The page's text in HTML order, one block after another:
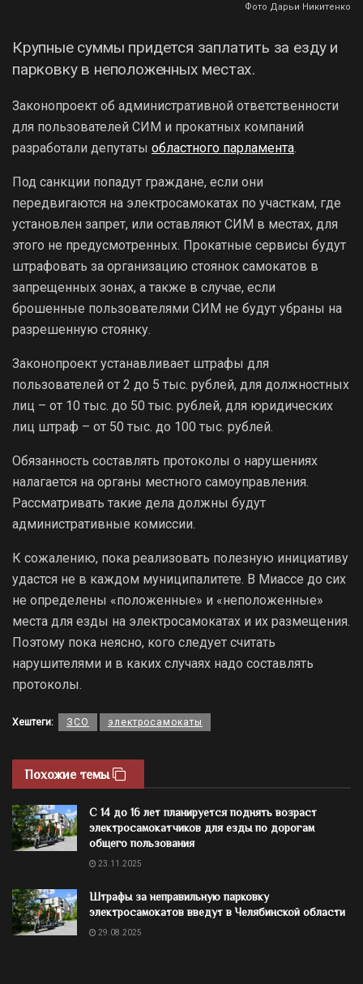
Фото Дарьи Никитенко
Крупные суммы придется заплатить за езду и
парковку в неположенных местах.
Законопроект об административной ответственности
для пользователей СИМ и прокатных компаний
разработали депутаты областного парламента.
Под санкции попадут граждане, если они
передвигаются на электросамокатах по участкам, где
установлен запрет, или оставляют СИМ в местах, для
этого не предусмотренных. Прокатные сервисы будут
штрафовать за организацию стоянок самокатов в
запрещенных зонах, а также в случае, если
брошенные пользователями СИМ не будут убраны на
разрешенную стоянку.
Законопроект устанавливает штрафы для
пользователей от 2 до 5 тыс. рублей, для должностных
лиц – от 10 тыс. до 50 тыс. рублей, для юридических
лиц штраф – от 50 тыс. до 100 тыс. рублей.
Обязанность составлять протоколы о нарушениях
налагается на органы местного самоуправления.
Рассматривать такие дела должны будут
административные комиссии.
К сожалению, пока реализовать полезную инициативу
удастся не в каждом муниципалитете. В Миассе до сих
не определены «положенные» и «неположенные»
места для езды на электросамокатах и их размещения.
Поэтому пока неясно, кого следует считать
нарушителями и в каких случаях надо составлять
протоколы.
Хештеги: ЗСО электросамокаты
Похожие темы
С 14 до 16 лет планируется поднять возраст
электросамокатчиков для езды по дорогам
общего пользования
23.11.2025
Штрафы за неправильную парковку
электросамокатов введут в Челябинской области
29.08.2025